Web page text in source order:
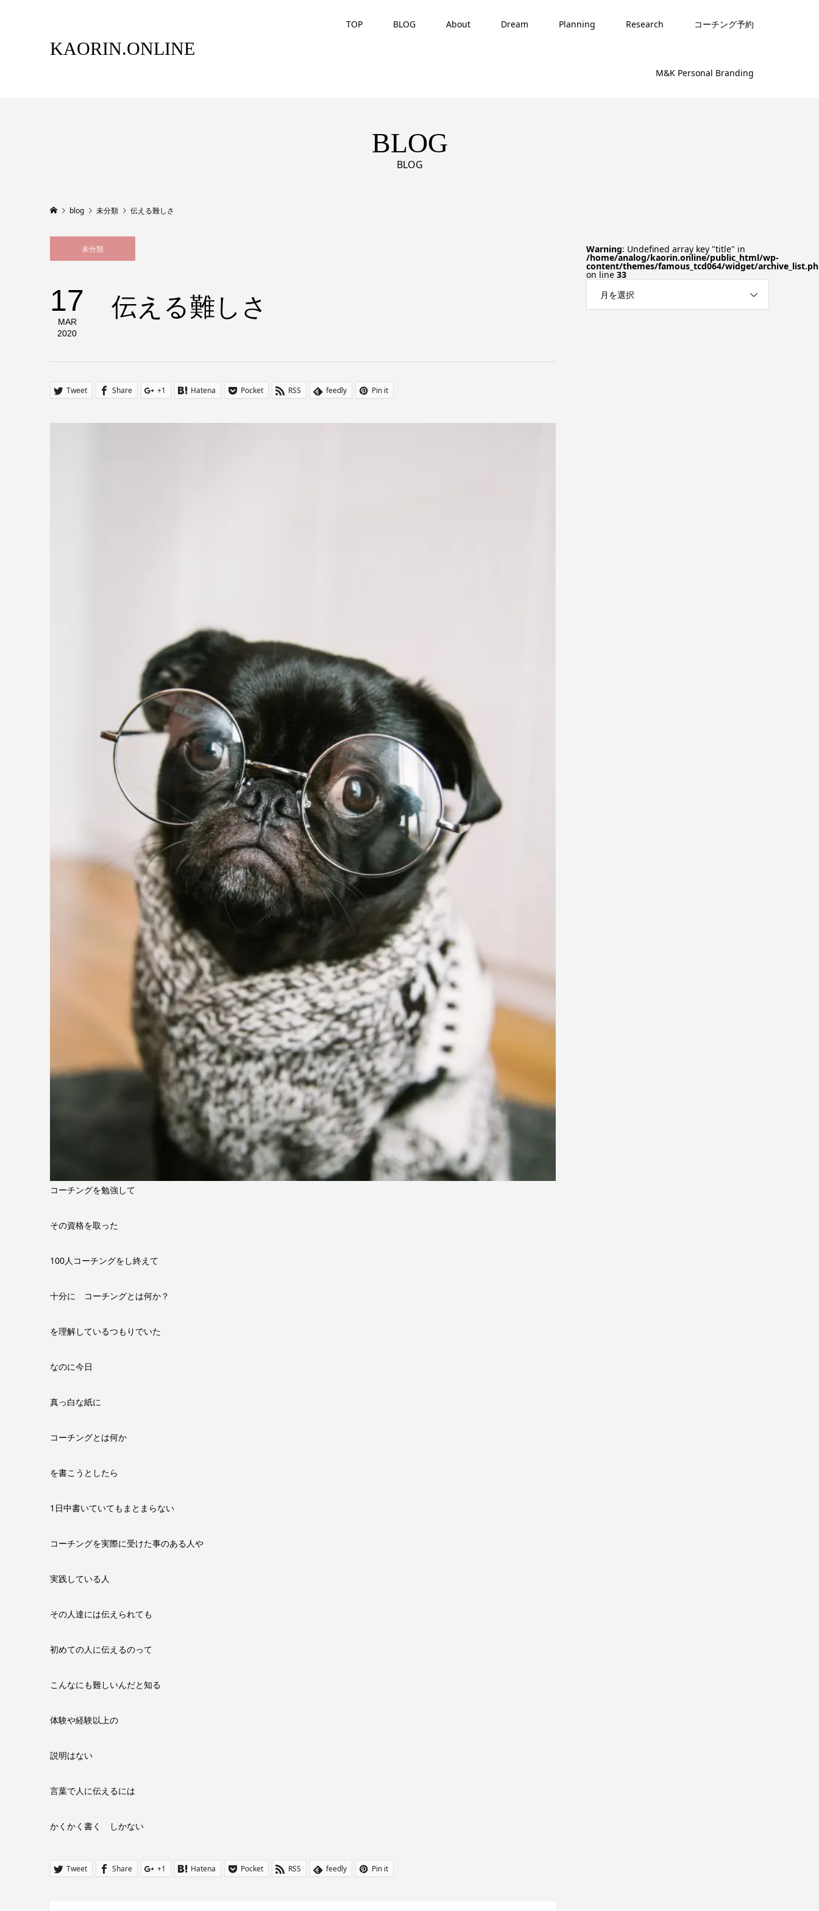
KAORIN.ONLINE
TOP BLOG About Dream Planning Research コーチング予約
M&K Personal Branding
BLOG
BLOG
blog 未分類 伝える難しさ
未分類
17
MAR
2020
伝える難しさ
Tweet Share +1 Hatena Pocket RSS feedly Pin it
コーチングを勉強して
その資格を取った
100人コーチングをし終えて
十分に コーチングとは何か？
を理解しているつもりでいた
なのに今日
真っ白な紙に
コーチングとは何か
を書こうとしたら
1日中書いていてもまとまらない
コーチングを実際に受けた事のある人や
実践している人
その人達には伝えられても
初めての人に伝えるのって
こんなにも難しいんだと知る
体験や経験以上の
説明はない
言葉で人に伝えるには
かくかく書く しかない
Tweet Share +1 Hatena Pocket RSS feedly Pin it
Warning: Undefined array key "title" in
/home/analog/kaorin.online/public_html/wp-
content/themes/famous_tcd064/widget/
on line 33
月を選択